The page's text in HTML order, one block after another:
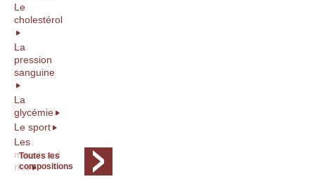
Toutes les
compositions
Le
cholestérol
La
pression
sanguine
La
glycémie
Le sport
Les
mitochond
ries